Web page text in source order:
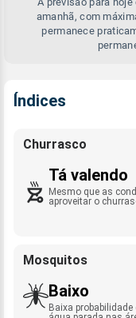
amanhã, com
permanece
Índices
Churrasco
Tá valendo
Mesmo que as
aproveitar o
Mosquitos
Baixo
Baixa